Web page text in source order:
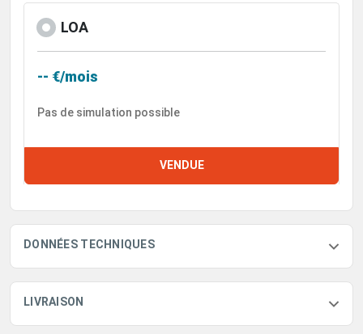
LOA
-- €/mois
Pas de simulation possible
VENDUE
DONNÉES TECHNIQUES
LIVRAISON